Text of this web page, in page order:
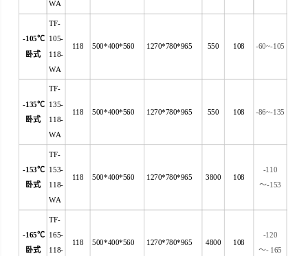
WA
-105℃
卧式
TF-
105-
118-
WA
118 500*400*560 1270*780*965 550 108 -60~-105
-135℃
卧式
TF-
135-
118-
WA
118 500*400*560 1270*780*965 550 108 -86~-135
-153℃
卧式
TF-
153-
118-
WA
118 500*400*560 1270*780*965 3800 108
-110
～-153
-165℃
卧式
TF-
165-
118-
118 500*400*560 1270*780*965 4800 108
-120
～- 165